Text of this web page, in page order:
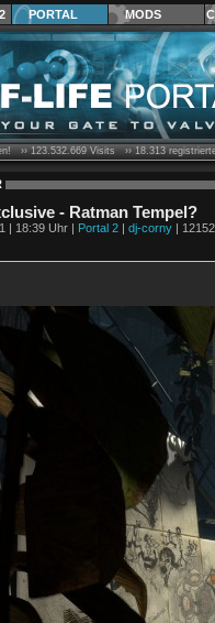
PORTAL MODS
››123.532.669Visits ››18.313
- Ratman Tempel?
| 18:39 Uhr | Portal 2 | dj-corny |